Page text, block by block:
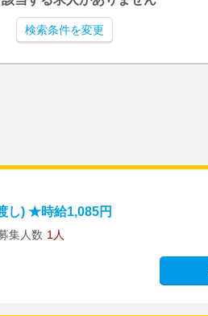
検索条件を変更
し) ★時給1,085円
集人数 1人